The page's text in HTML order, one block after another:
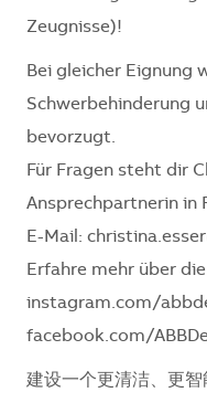
Zeugnisse)!
Bei gleicher Eignung
Schwerbehinderung
bevorzugt.
Für Fragen steht dir
Ansprechpartnerin in
E-Mail:
Erfahre mehr über
instagram.com/
facebook.com/
建设一个更清洁、更智